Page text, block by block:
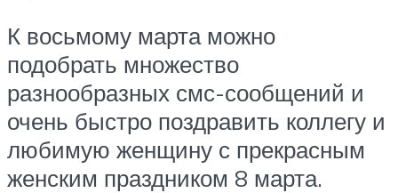
К восьмому марта можно
подобрать множество
разнообразных смс-сообщений и
очень быстро поздравить коллегу и
любимую женщину с прекрасным
женским праздником 8 марта.